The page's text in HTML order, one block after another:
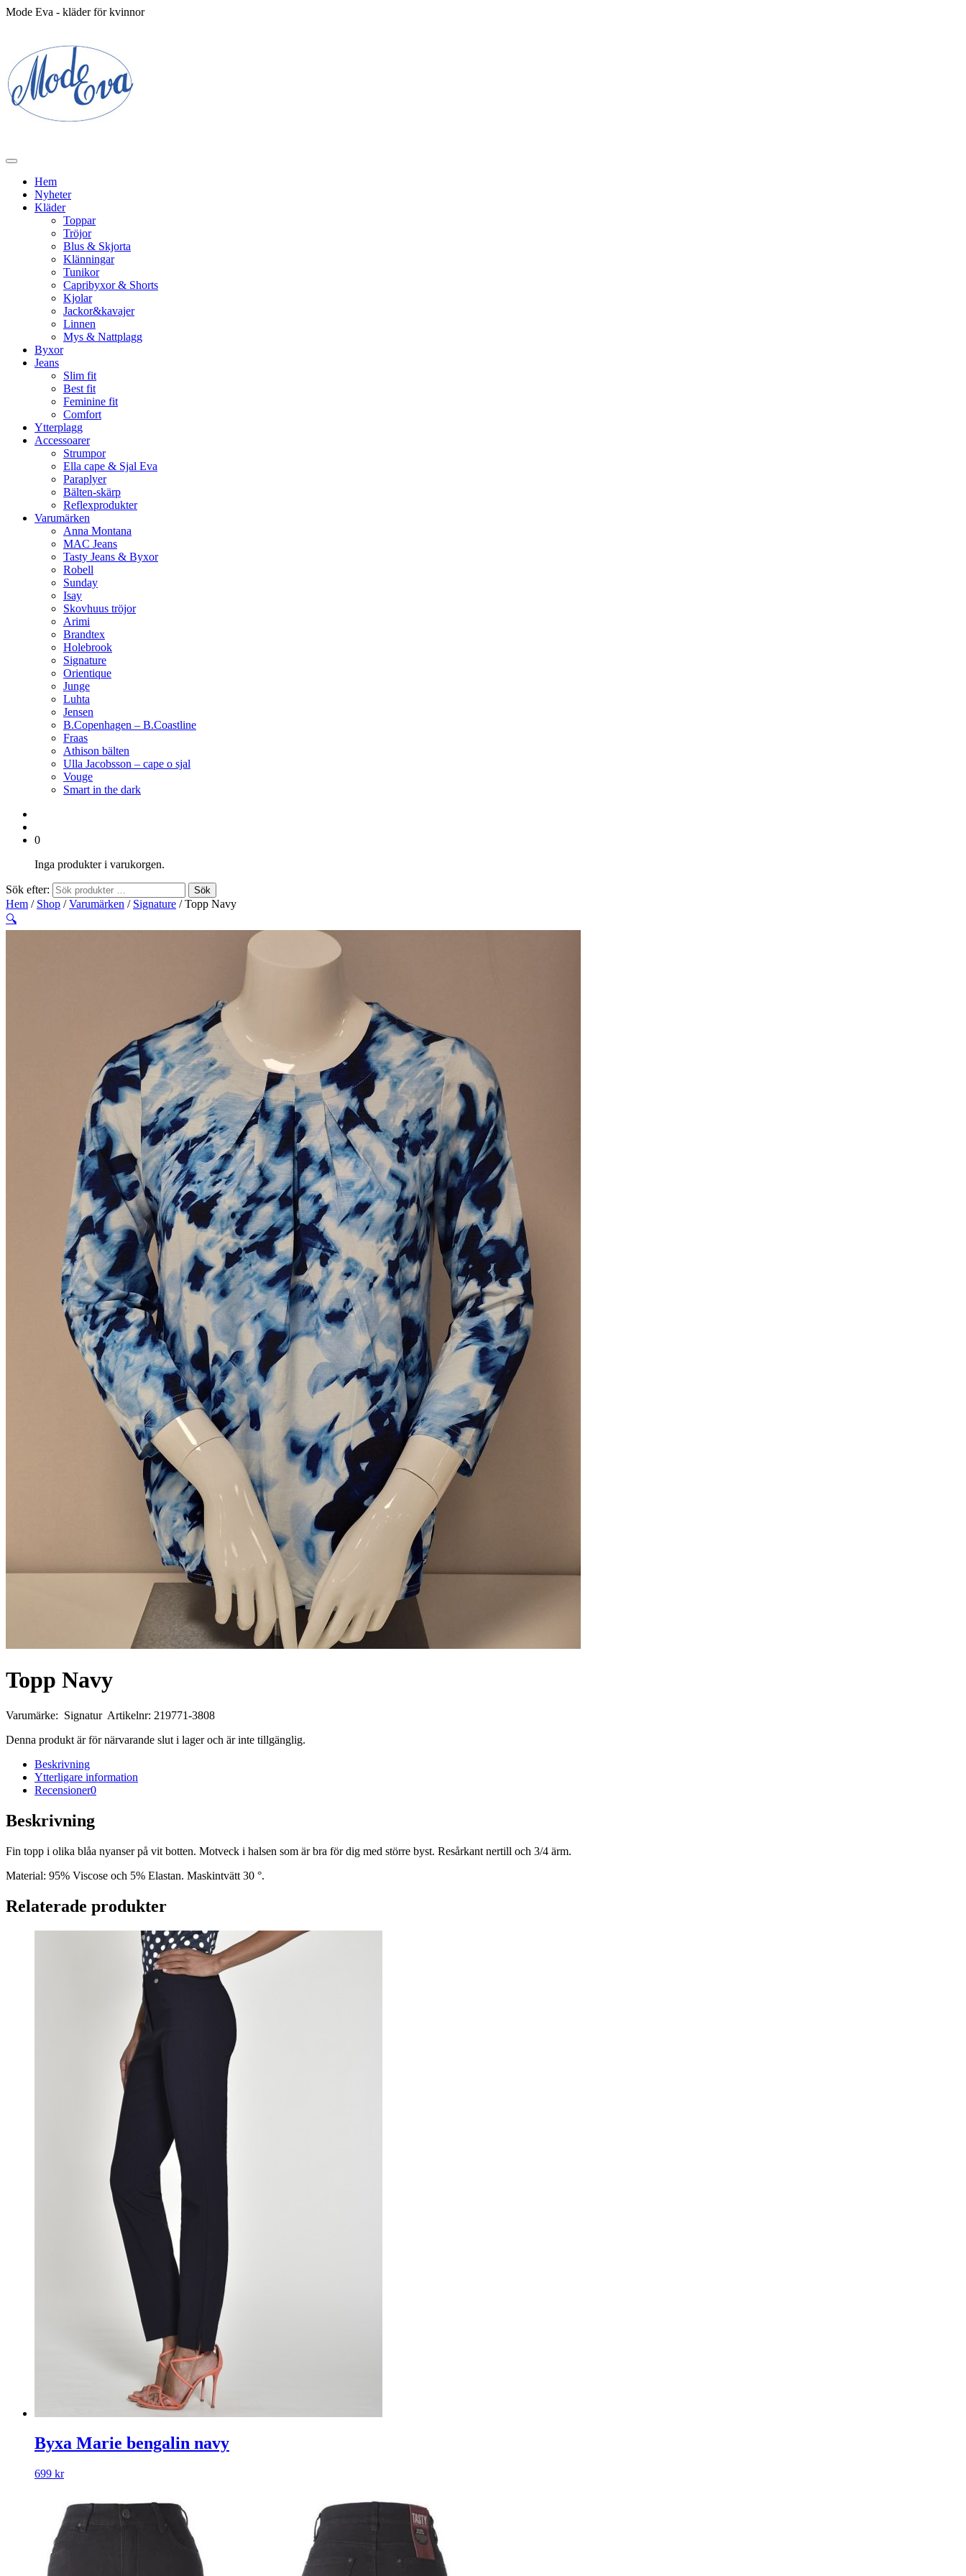
Mode Eva - kläder för kvinnor
Hem
Nyheter
Kläder
Toppar
Tröjor
Blus & Skjorta
Klänningar
Tunikor
Capribyxor & Shorts
Kjolar
Jackor&kavajer
Linnen
Mys & Nattplagg
Byxor
Jeans
Slim fit
Best fit
Feminine fit
Comfort
Ytterplagg
Accessoarer
Strumpor
Ella cape & Sjal Eva
Paraplyer
Bälten-skärp
Reflexprodukter
Varumärken
Anna Montana
MAC Jeans
Tasty Jeans & Byxor
Robell
Sunday
Isay
Skovhuus tröjor
Arimi
Brandtex
Holebrook
Signature
Orientique
Junge
Luhta
Jensen
B.Copenhagen – B.Coastline
Fraas
Athison bälten
Ulla Jacobsson – cape o sjal
Vouge
Smart in the dark
0
Inga produkter i varukorgen.
Sök efter: Sök
Hem / Shop /Varumärken / Signature / Topp Navy
🔍
Topp Navy
Varumärke: Signatur Artikelnr: 219771-3808
Denna produkt är för närvarande slut i lager och är inte tillgänglig.
Beskrivning
Ytterligare information
Recensioner0
Beskrivning
Fin topp i olika blåa nyanser på vit botten. Motveck i halsen som är bra för dig med större byst. Resårkant nertill och 3/4 ärm.
Material: 95% Viscose och 5% Elastan. Maskintvätt 30 °.
Relaterade produkter
Byxa Marie bengalin navy
699 kr